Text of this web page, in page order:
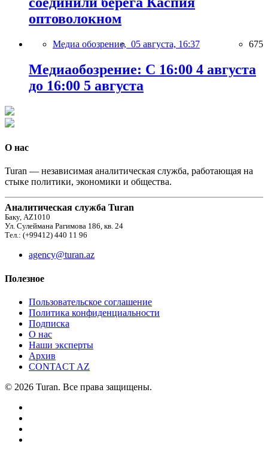
оптоволокном
Медиа обозрение, 05 августа, 16:37 675
Медиаобозрение: С 16:00 4 августа
до 16:00 5 августа
О нас
Turan — независимая аналитическая служба, работающая на
стыке политики, экономики и общества.
Аналитическая служба Turan
Баку, AZ1010
Ул. Сулеймана Рагимова 186, кв. 24
Тел.: (+99412) 440 11 96
agency@turan.az
Полезное
Пользовательское соглашение
Политика конфиденциальности
Подписка
О нас
Наши эксперты
Архив
CONTACT AZ
© 2026 Turan. Все права защищены.